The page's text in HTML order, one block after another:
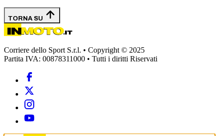
TORNA SU
Corriere dello Sport S.r.l. • Copyright © 2025
Partita IVA: 00878311000 • Tutti i diritti Riservati